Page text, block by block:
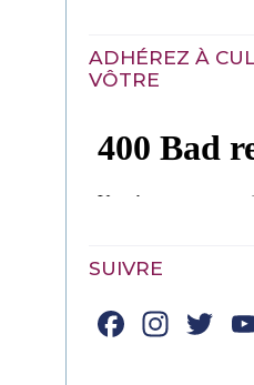
ADHÉREZ À
VÔTRE
SUIVRE